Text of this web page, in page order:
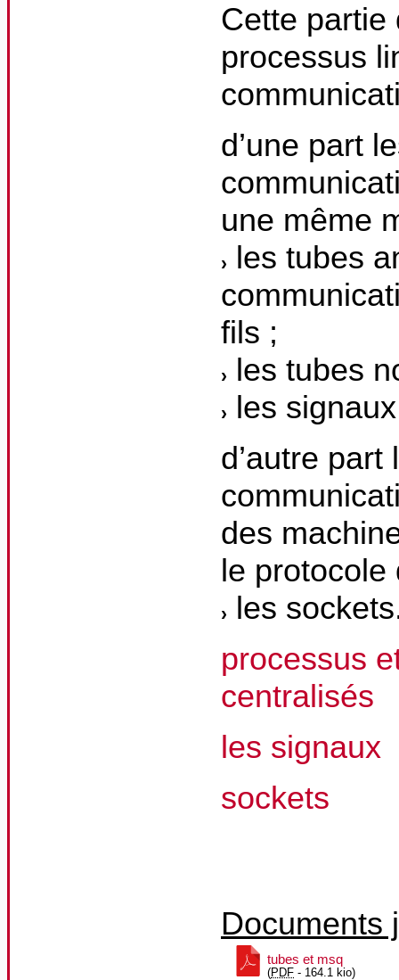
Cette partie
processus
d’une part
une même
les tubes
fils ;
les tubes
les
d’autre
des
le protocole
les
processus
centralisés
les signaux
sockets
Documents
tubes et msq
(PDF - 164.1 kio)